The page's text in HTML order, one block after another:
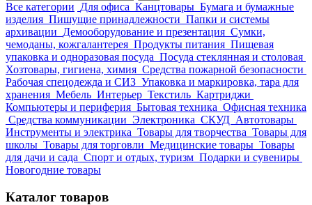
Все категории Для офиса Канцтовары Бумага и бумажные
изделия Пишущие принадлежности Папки и системы
архивации Демооборудование и презентация Сумки,
чемоданы, кожгалантерея Продукты питания Пищевая
упаковка и одноразовая посуда Посуда стеклянная и столовая
Хозтовары, гигиена, химия Средства пожарной безопасности
Рабочая спецодежда и СИЗ Упаковка и маркировка, тара для
хранения Мебель Интерьер Текстиль Картриджи
Компьютеры и периферия Бытовая техника Офисная техника
Средства коммуникации Электроника СКУД Автотовары
Инструменты и электрика Товары для творчества Товары для
школы Товары для торговли Медицинские товары Товары
для дачи и сада Спорт и отдых, туризм Подарки и сувениры
Новогодние товары
Каталог товаров